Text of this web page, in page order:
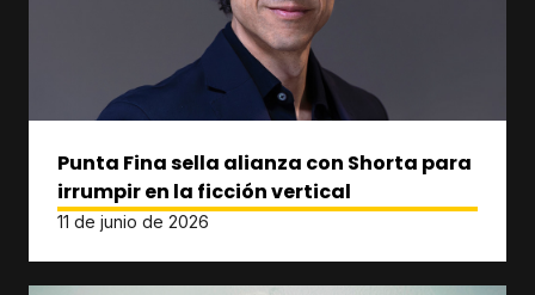
Punta Fina sella alianza con Shorta para
irrumpir en la ficción vertical
11 de junio de 2026